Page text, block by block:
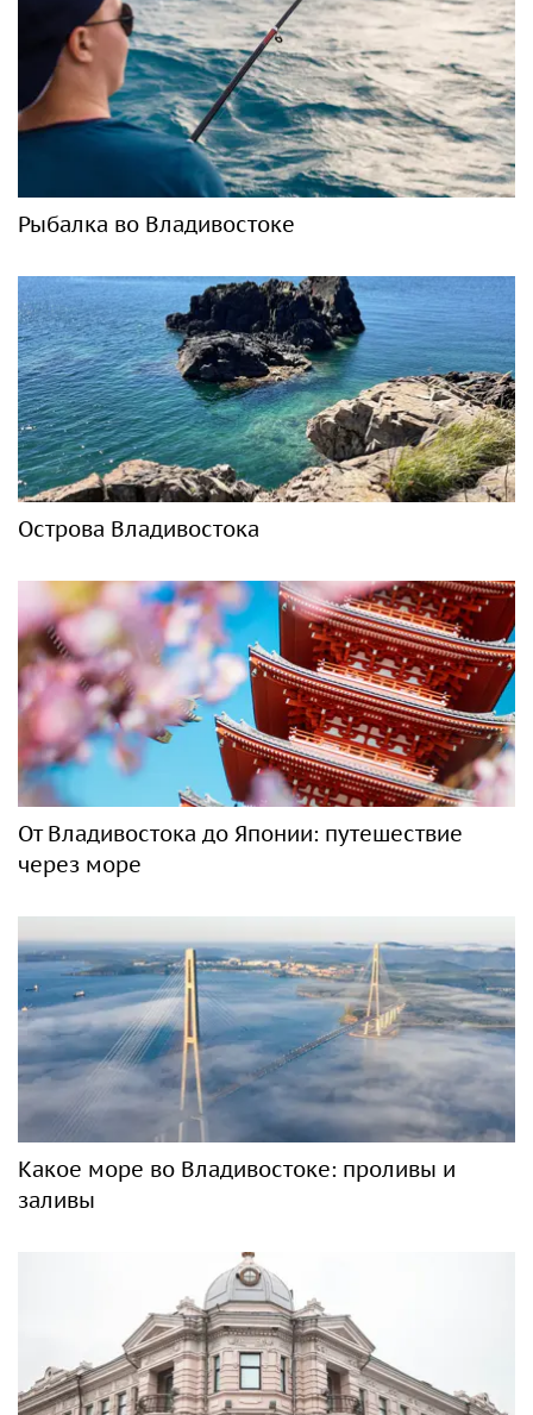
Рыбалка во Владивостоке
Острова Владивостока
От Владивостока до Японии: путешествие
через море
Какое море во Владивостоке: проливы и
заливы